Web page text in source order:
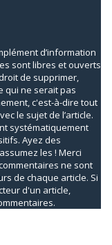
d’information
sont libres et ouverts
de supprimer,
qui ne serait pas
c'est-à-dire tout
le sujet de l’article.
systématiquement
Ayez des
les ! Merci
ne sont
de chaque article. Si
d'un article,